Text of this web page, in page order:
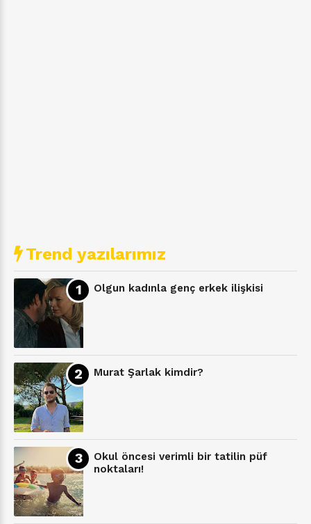
Trend yazılarımız
Olgun kadınla genç erkek ilişkisi
Murat Şarlak kimdir?
Okul öncesi verimli bir tatilin püf
noktaları!